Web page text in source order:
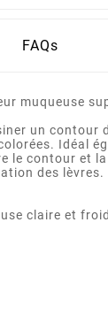
FAQs
muqueuse
un contour
Idéal
le contour et
des lèvres.
claire et